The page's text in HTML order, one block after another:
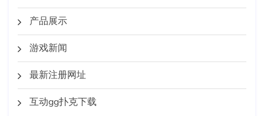
产品展示
游戏新闻
最新注册网址
互动gg扑克下载